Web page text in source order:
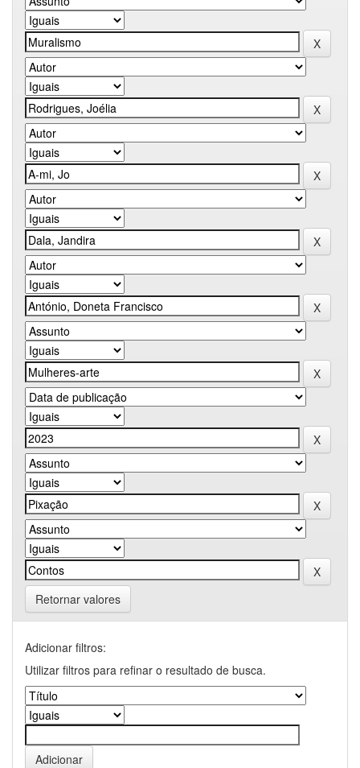
Retornar valores
Adicionar filtros:
Utilizar filtros para refinar o resultado de busca.